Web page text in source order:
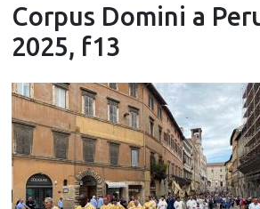
Corpus Domini a
2025, f13